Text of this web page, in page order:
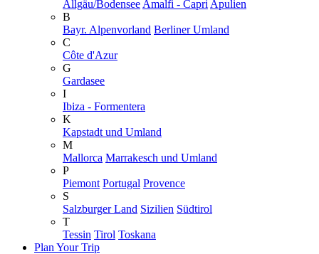
Allgäu/Bodensee Amalfi - Capri Apulien
B
Bayr. Alpenvorland Berliner Umland
C
Côte d'Azur
G
Gardasee
I
Ibiza - Formentera
K
Kapstadt und Umland
M
Mallorca Marrakesch und Umland
P
Piemont Portugal Provence
S
Salzburger Land Sizilien Südtirol
T
Tessin Tirol Toskana
Plan Your Trip